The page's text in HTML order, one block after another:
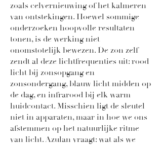
zoals celvernieuwing of het kalmeren
van ontstekingen. Hoewel sommige
onderzoeken hoopvolle resultaten
tonen, is de werking niet
onomstotelijk bewezen. De zon zelf
zendt al deze lichtfrequenties uit: rood
licht bij zonsopgang en
zonsondergang, blauw licht midden op
de dag, en infrarood bij elk warm
huidcontact. Misschien ligt de sleutel
niet in apparaten, maar in hoe we ons
afstemmen op het natuurlijke ritme
van licht. Azulan vraagt: wat als we